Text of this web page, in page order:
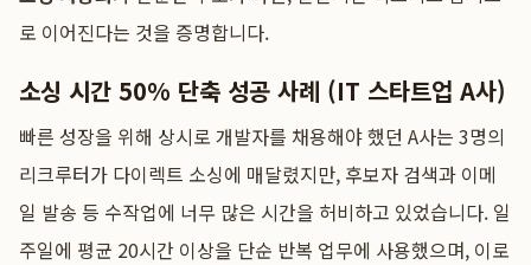
로 이어진다는 것을 증명합니다.
소싱 시간 50% 단축 성공 사례 (IT 스타트업 A사)
빠른 성장을 위해 상시로 개발자를 채용해야 했던 A사는 3명의
리크루터가 다이렉트 소싱에 매달렸지만, 후보자 검색과 이메
일 발송 등 수작업에 너무 많은 시간을 허비하고 있었습니다. 일
주일에 평균 20시간 이상을 단순 반복 업무에 사용했으며, 이로